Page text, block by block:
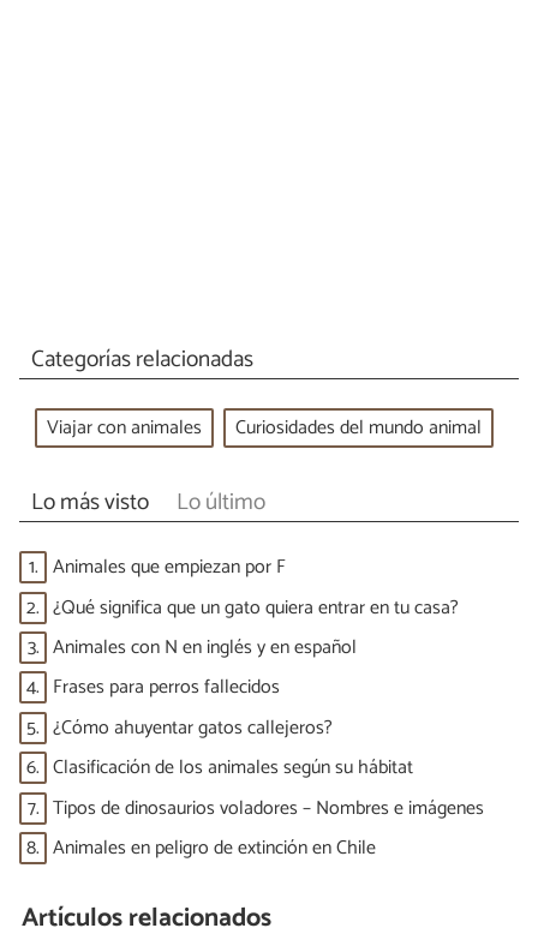
Categorías relacionadas
Viajar con animales Curiosidades del mundo animal
Lo más visto Lo último
1. Animales que empiezan por F
2. ¿Qué significa que un gato quiera entrar en tu casa?
3. Animales con N en inglés y en español
4. Frases para perros fallecidos
5. ¿Cómo ahuyentar gatos callejeros?
6. Clasificación de los animales según su hábitat
7. Tipos de dinosaurios voladores – Nombres e imágenes
8. Animales en peligro de extinción en Chile
Artículos relacionados